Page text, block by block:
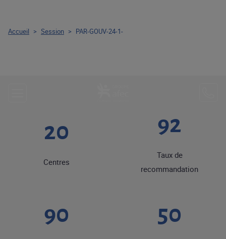
20
Centres
92
Taux de
recommandation
90 50
Accueil > Session > PAR-GOUV-24-1-